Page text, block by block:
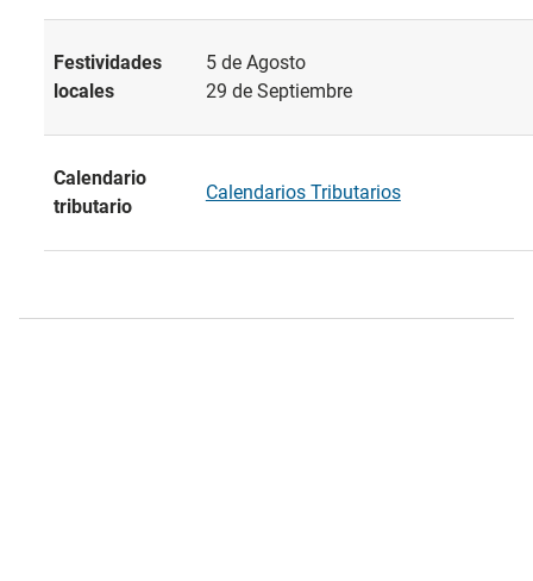
Festividades
locales
5 de Agosto
29 de Septiembre
Calendario
tributario
Calendarios Tributarios